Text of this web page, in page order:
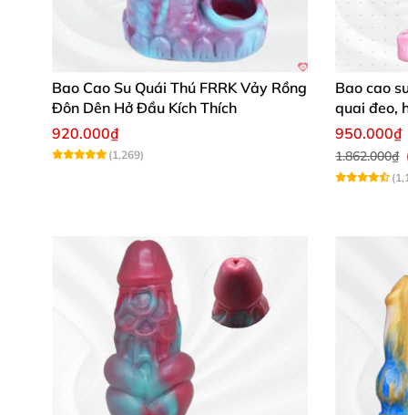
Bao Cao Su Quái Thú FRRK Vảy Rồng
Đôn Dên Hở Đầu Kích Thích
920.000₫
(1,269)
Bao cao
quai đeo,
950.000₫
1.862.000₫